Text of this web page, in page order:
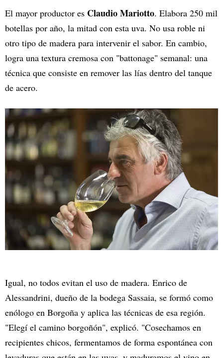
El mayor productor es Claudio Mariotto. Elabora 250 mil
botellas por año, la mitad con esta uva. No usa roble ni
otro tipo de madera para intervenir el sabor. En cambio,
logra una textura cremosa con "battonage" semanal: una
técnica que consiste en remover las lías dentro del tanque
de acero.
Igual, no todos evitan el uso de madera. Enrico de
Alessandrini, dueño de la bodega Sassaia, se formó como
enólogo en Borgoña y aplica las técnicas de esa región.
"Elegí el camino borgoñón", explicó. "Cosechamos en
recipientes chicos, fermentamos de forma espontánea con